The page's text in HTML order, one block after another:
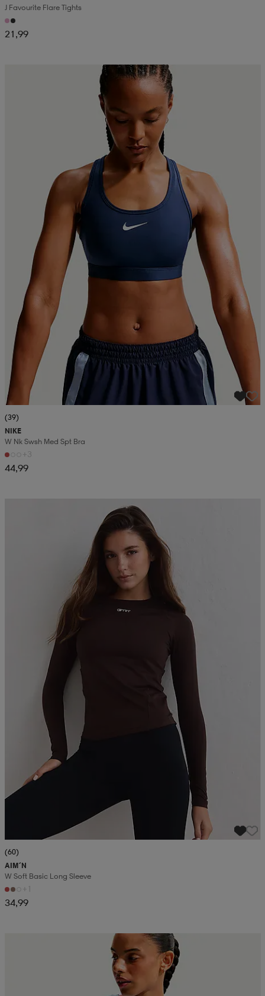
J Favourite Flare Tights
21,99
(39)
NIKE
W Nk Swsh Med Spt Bra
+3
44,99
(60)
AIM´N
W Soft Basic Long Sleeve
+1
34,99